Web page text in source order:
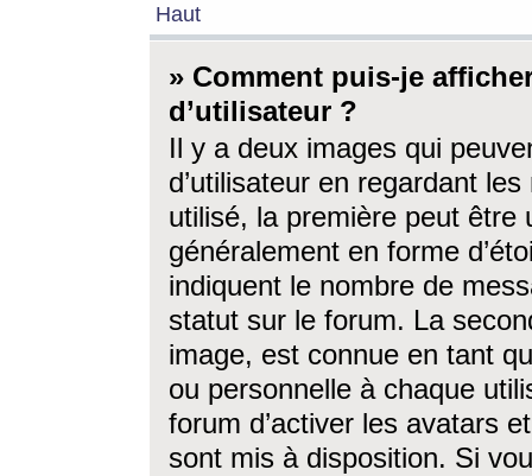
Haut
» Comment puis-je
d’utilisateur ?
Il y a deux images qui
d’utilisateur en regardant
utilisé, la première peut être
généralement en forme
indiquent le nombre de
statut sur le forum. La
image, est connue en tant
ou personnelle à chaque
forum d’activer les avatars
sont mis à disposition. Si